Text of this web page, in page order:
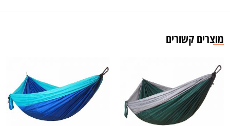
מוצרים קשורים